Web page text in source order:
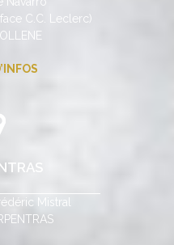
C.C. Leclerc)
Mistral